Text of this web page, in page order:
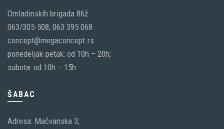
Omladinskih brigada 86ž
063/305-508, 063 395 068
concept@megaconcept.rs
ponedeljak-petak: od 10h – 20h;
subota: od 10h – 15h
ŠABAC
Adresa: Mačvanska 3;